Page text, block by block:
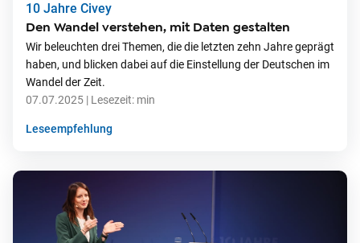
10 Jahre Civey
Den Wandel verstehen, mit Daten gestalten
Wir beleuchten drei Themen, die die letzten zehn Jahre geprägt
haben, und blicken dabei auf die Einstellung der Deutschen im
Wandel der Zeit.
07.07.2025 | Lesezeit: min
Leseempfehlung